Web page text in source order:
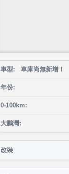
車型: 車庫尚無新增！
年份:
0-100km:
大鵬灣:
改裝